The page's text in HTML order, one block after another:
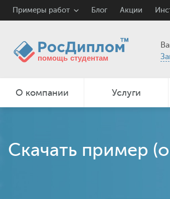
Примеры работ Блог Акции
О компании Услуги
Скачать пример